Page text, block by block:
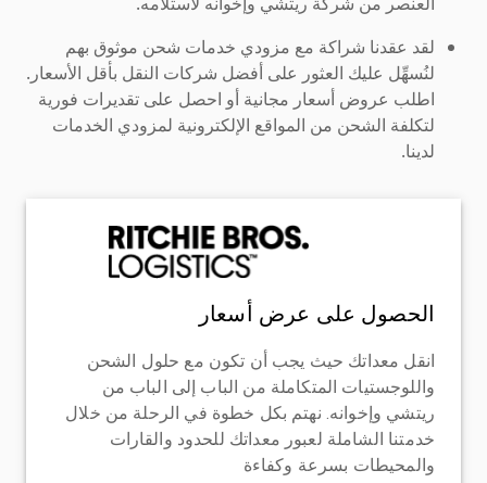
لقد عقدنا شراكة مع مزودي خدمات شحن موثوق بهم
لنُسهِّل عليك العثور على أفضل شركات النقل بأقل الأسعار.
اطلب عروض أسعار مجانية أو احصل على تقديرات فورية
لتكلفة الشحن من المواقع الإلكترونية لمزودي الخدمات
لدينا.
الحصول على عرض أسعار
انقل معداتك حيث يجب أن تكون مع حلول الشحن
واللوجستيات المتكاملة من الباب إلى الباب من
ريتشي وإخوانه. نهتم بكل خطوة في الرحلة من خلال
خدمتنا الشاملة لعبور معداتك للحدود والقارات
والمحيطات بسرعة وكفاءة